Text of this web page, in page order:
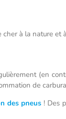
cher à la nature
(en
de
des pneus ! Des